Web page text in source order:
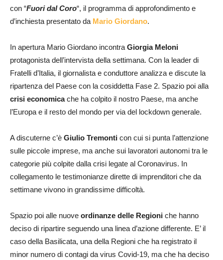
con “Fuori dal Coro“, il programma di approfondimento e
d’inchiesta presentato da Mario Giordano.
In apertura Mario Giordano incontra Giorgia Meloni
protagonista dell’intervista della settimana. Con la leader di
Fratelli d’Italia, il giornalista e conduttore analizza e discute la
ripartenza del Paese con la cosiddetta Fase 2. Spazio poi alla
crisi economicache ha colpito il nostro Paese, ma anche
l’Europa e il resto del mondo per via del lockdown generale.
A discuterne c’è Giulio Tremonti con cui si punta l’attenzione
sulle piccole imprese, ma anche sui lavoratori autonomi tra le
categorie più colpite dalla crisi legate al Coronavirus. In
collegamento le testimonianze dirette di imprenditori che da
settimane vivono in grandissime difficoltà.
Spazio poi alle nuove ordinanze delle Regioni che hanno
deciso di ripartire seguendo una linea d’azione differente. E’ il
caso della Basilicata, una della Regioni che ha registrato il
minor numero di contagi da virus Covid-19, ma che ha deciso